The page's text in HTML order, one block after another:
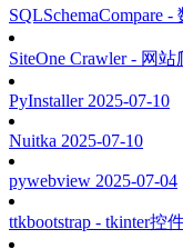
SQLSchemaCompare
SiteOne Crawler - 网
PyInstaller 2025-07-10
Nuitka 2025-07-10
pywebview 2025-07-04
ttkbootstrap - tkinter控